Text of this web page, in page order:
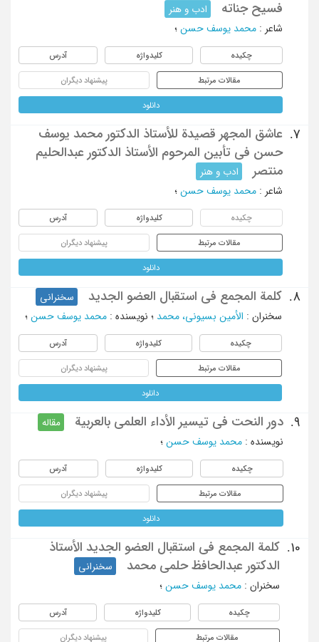
فسیح جناته
ادب و هنر
شاعر : محمد یوسف حسن ؛
چکیده کلیدواژه آدرس
مقالات مرتبط پیشنهاد دیگران
دانلود
7.
عاشق المجهر قصیدة للأستاذ الدکتور محمد یوسف
حسن فی تأبین المرحوم الأستاذ الدکتور عبدالحلیم
منتصر
ادب و هنر
شاعر : محمد یوسف حسن ؛
چکیده کلیدواژه آدرس
مقالات مرتبط پیشنهاد دیگران
دانلود
8. کلمة المجمع فی استقبال العضو الجدید
سخنرانی
سخنران : الأمین بسیونی، محمد ؛ نویسنده : محمد یوسف حسن ؛
چکیده کلیدواژه آدرس
مقالات مرتبط پیشنهاد دیگران
دانلود
9. دور النحت فی تیسیر الأداء العلمی بالعربیة
مقاله
نویسنده : محمد یوسف حسن ؛
چکیده کلیدواژه آدرس
مقالات مرتبط پیشنهاد دیگران
دانلود
10.
کلمة المجمع فی استقبال العضو الجدید الأستاذ
الدکتور عبدالحافظ حلمی محمد
سخنرانی
سخنران : محمد یوسف حسن ؛
چکیده کلیدواژه آدرس
مقالات مرتبط پیشنهاد دیگران